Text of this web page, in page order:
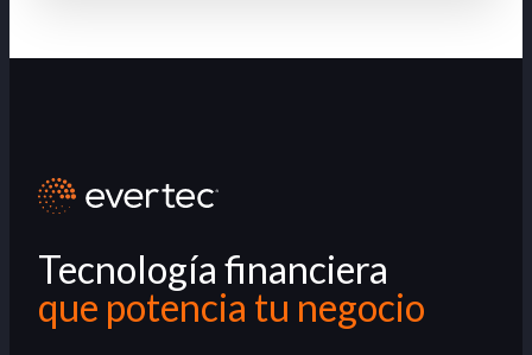
Tecnología financiera
que potencia tu negocio